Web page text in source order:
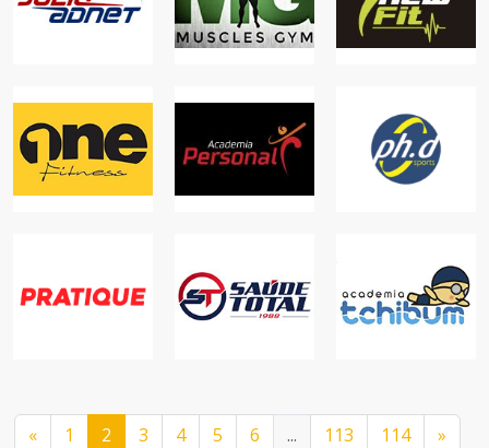
ACADEMIA
JULIO ADNET
ACADEMIA
MUSCLES GYM
ACADEMIAS
ACADEMIA NEW
FIT
ACADEMIAS
ACADEMIA ON
ACADEMIAS
ACADEMIA
ACADEMIAS
ACADEMIA PH.D
SPORTS
ACADEMIA
ACADEMIA
SAÚDE TOTAL
ACADEMIA
TCHIBUM
ACADEMIAS,
« 1 2 3 4 5 6 ... 113 114 »